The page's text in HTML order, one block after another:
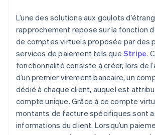
L’une des solutions aux goulots
rapprochement repose sur la fonction
de comptes virtuels proposée par des
services de paiement tels que Stripe.
fonctionnalité consiste à créer, lors de
d’un premier virement bancaire, un
dédié à chaque client, auquel est
compte unique. Grâce à ce compte
montants de facture spécifiques sont
informations du client. Lorsqu’un